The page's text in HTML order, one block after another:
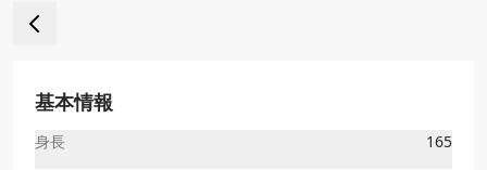
基本情報
身長 165